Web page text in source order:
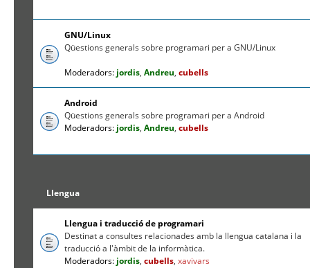
GNU/Linux
Qüestions generals sobre programari per a GNU/Linux
Moderadors: jordis,Andreu,cubells
Android
Qüestions generals sobre programari per a Android
Moderadors: jordis,Andreu,cubells
Llengua
Llengua i traducció de programari
Destinat a consultes relacionades amb la llengua catalana i la
traducció a l'àmbit de la informàtica.
Moderadors: jordis,cubells,xavivars